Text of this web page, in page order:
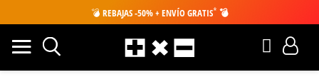
💣 REBAJAS -50% + ENVÍO GRATIS* 💣